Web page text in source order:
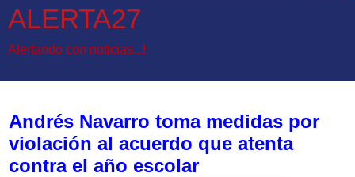
ALERTA27
Alertando con noticias...!
Andrés Navarro toma medidas por
violación al acuerdo que atenta
contra el año escolar